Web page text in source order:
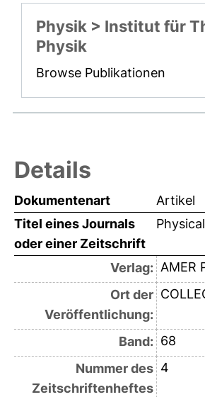
Physik > Institut für
Physik
Browse Publikationen
Details
Dokumentenart
Artikel
Titel eines Journals
oder einer Zeitschrift
Verlag: AMER
Ort der
Veröffentlichung:
Band: 68
Nummer des
Zeitschriftenheftes
4